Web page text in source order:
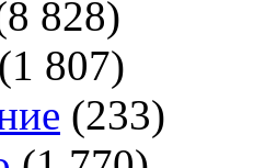
828)
(1 807)
(233)